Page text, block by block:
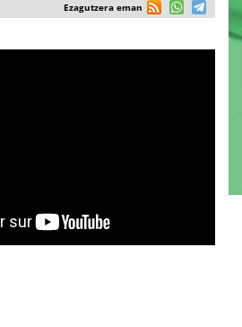
Ezagutzera eman